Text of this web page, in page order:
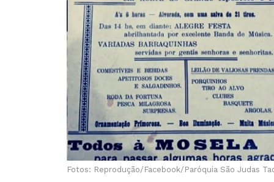
Fotos: Reprodução/Facebook/Paróquia São Judas